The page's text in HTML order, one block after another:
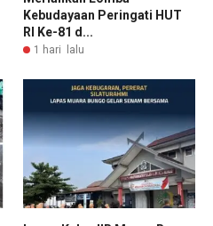
Kebudayaan Peringati HUT
RI Ke-81 d...
1 hari lalu